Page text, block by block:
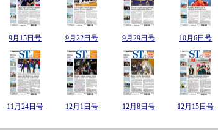
9月15日号 9月22日号 9月29日号 10月6日号
11月24日号 12月1日号 12月8日号 12月15日号